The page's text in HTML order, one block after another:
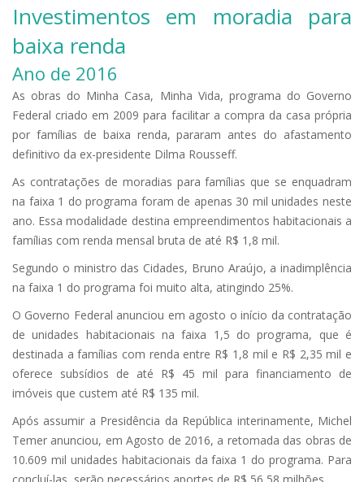
Investimentos em moradia para
baixa renda
Ano de 2016
As obras do Minha Casa, Minha Vida, programa do Governo
Federal criado em 2009 para facilitar a compra da casa própria
por famílias de baixa renda, pararam antes do afastamento
definitivo da ex-presidente Dilma Rousseff.
As contratações de moradias para famílias que se enquadram
na faixa 1 do programa foram de apenas 30 mil unidades neste
ano. Essa modalidade destina empreendimentos habitacionais a
famílias com renda mensal bruta de até R$ 1,8 mil.
Segundo o ministro das Cidades, Bruno Araújo, a inadimplência
na faixa 1 do programa foi muito alta, atingindo 25%.
O Governo Federal anunciou em agosto o início da contratação
de unidades habitacionais na faixa 1,5 do programa, que é
destinada a famílias com renda entre R$ 1,8 mil e R$ 2,35 mil e
oferece subsídios de até R$ 45 mil para financiamento de
imóveis que custem até R$ 135 mil.
Após assumir a Presidência da República interinamente, Michel
Temer anunciou, em Agosto de 2016, a retomada das obras de
10.609 mil unidades habitacionais da faixa 1 do programa. Para
concluí-las, serão necessários aportes de R$ 56,58 milhões.